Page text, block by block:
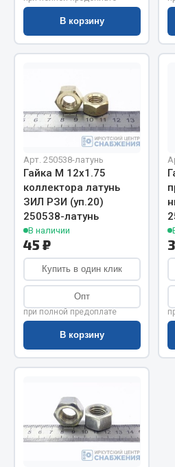
Весь раздел
Автолампы
Блоки реле и предохранителей
Выключатели и переключатели
Выключатели кнопочные
Выключатель массы
Изолента
Весь раздел
Запчасти на полуприцепы
Амортизаторы для
Запчасти КамАЗ
В корзину
Арт. 250538-латунь
Гайка М 12х1.75
коллектора латунь
ЗИЛ РЗИ (уп.20)
250538-латунь
В наличии
45 ₽
Купить в один клик
Опт
при полной предоплате
В корзину